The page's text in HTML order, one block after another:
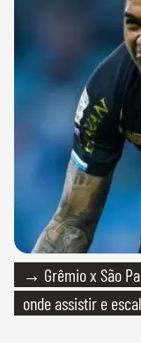
→ Grêmio x São
onde assistir e